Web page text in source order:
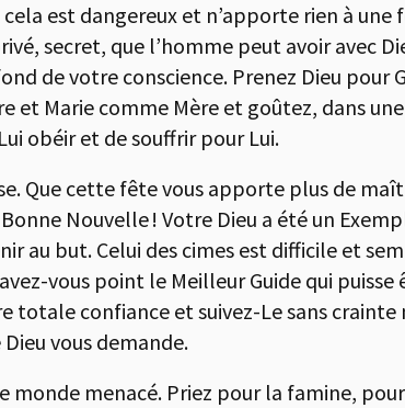
est dangereux et n’apporte rien à
secret, que l’homme peut avoir avec
de votre conscience. Prenez Dieu pour
et Marie comme Mère et goûtez, dans
obéir et de souffrir pour Lui.
Que cette fête vous apporte plus de
Nouvelle ! Votre Dieu a été un
au but. Celui des cimes est difficile et
vous point le Meilleur Guide qui
totale confiance et suivez-Le sans crainte
vous demande.
monde menacé. Priez pour la famine,